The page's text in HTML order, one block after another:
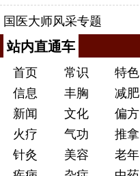
国医大师风采专题
站内直通车
首页 常识 特色
信息
丰胸 减肥
新闻
文化 偏方
火疗
气功 推拿
针灸
美容 老年